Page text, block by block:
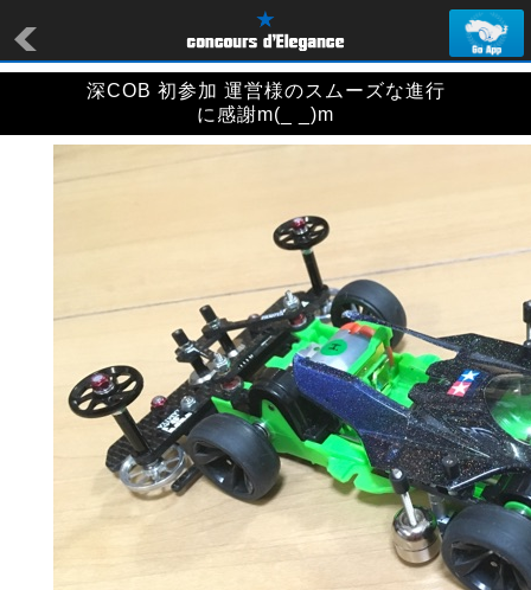
深COB 初参加 運営様のスムーズな進行
に感謝m(_ _)m